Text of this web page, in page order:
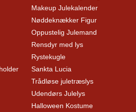
Makeup Julekalender
Nøddeknækker Figur
Oppustelig Julemand
Rensdyr med lys
Rystekugle
Sankta Lucia
Trådløse juletræslys
Udendørs Julelys
Halloween Kostume